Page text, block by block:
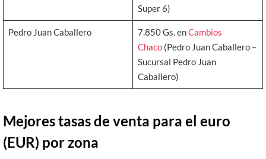
Super 6)
Pedro Juan Caballero 7.850 Gs. enCambios
Chaco(Pedro Juan Caballero –
Sucursal Pedro Juan
Caballero)
Mejores tasas de venta para el euro
(EUR) por zona